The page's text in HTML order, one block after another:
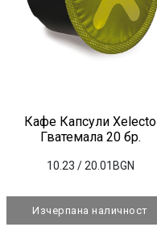
Кафе Капсули Xelecto
Гватемала 20 бр.
10.23 / 20.01BGN
Изчерпана наличност